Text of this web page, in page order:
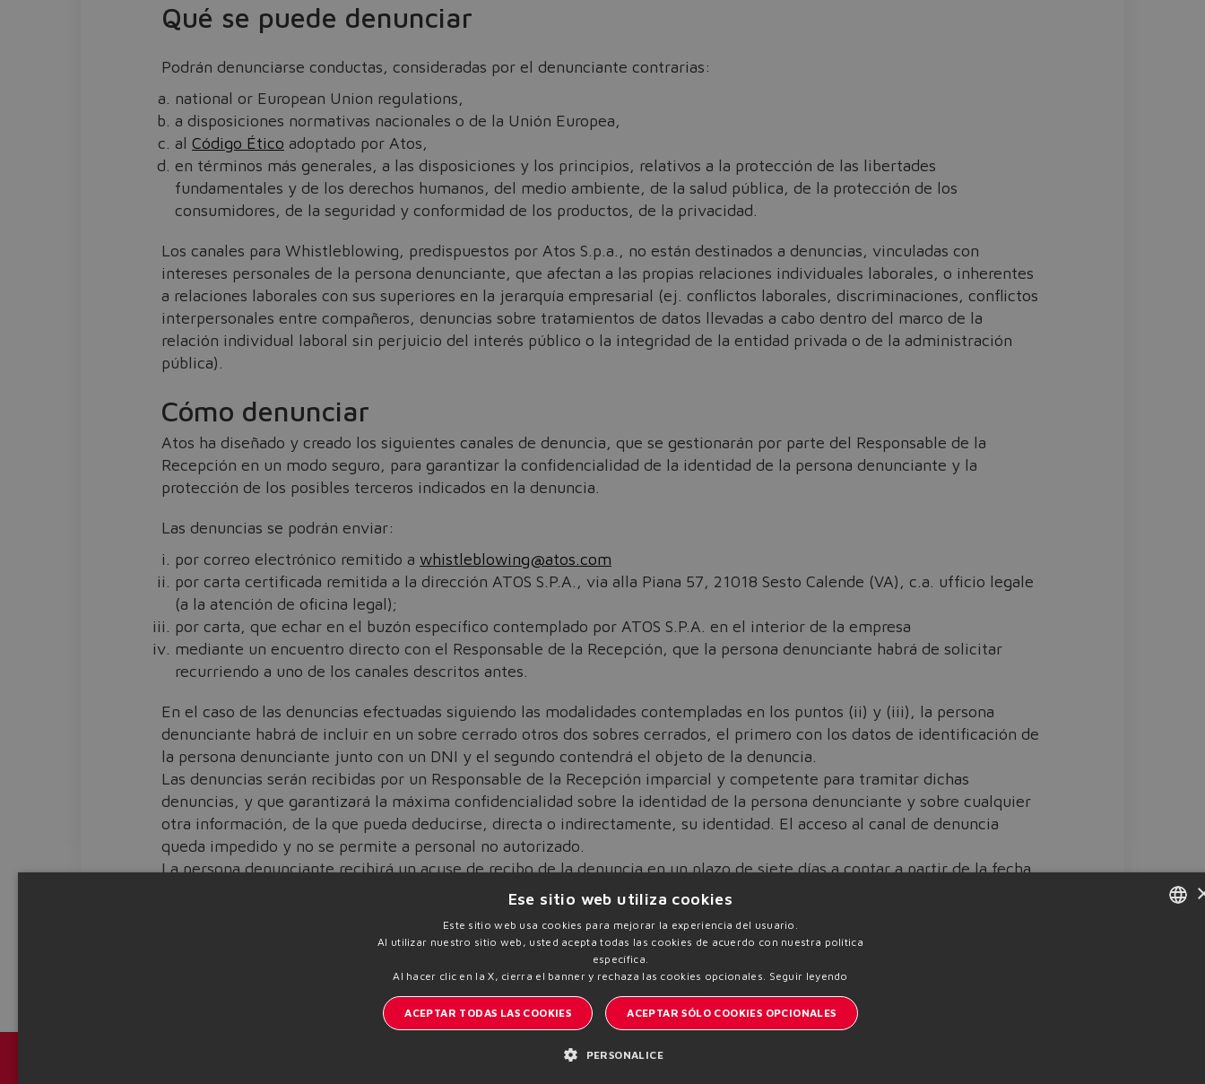
Do you want to leave the configurator?
The running selection will be lost.
Yes No
Qué se puede denunciar
Podrán denunciarse conductas, consideradas por el denunciante contrarias:
national or European Union regulations,
a disposiciones normativas nacionales o de la Unión Europea,
al Código Ético adoptado por Atos,
en términos más generales, a las disposiciones y los principios, relativos a la protección de las libertades
fundamentales y de los derechos humanos, del medio ambiente, de la salud pública, de la protección de los
consumidores, de la seguridad y conformidad de los productos, de la privacidad.
Los canales para Whistleblowing, predispuestos por Atos S.p.a., no están destinados a denuncias, vinculadas con
intereses personales de la persona denunciante, que afectan a las propias relaciones individuales laborales, o inherentes
a relaciones laborales con sus superiores en la jerarquía empresarial (ej. conflictos laborales, discriminaciones, conflictos
interpersonales entre compañeros, denuncias sobre tratamientos de datos llevadas a cabo dentro del marco de la
relación individual laboral sin perjuicio del interés público o la integridad de la entidad privada o de la administración
pública).
Cómo denunciar
Atos ha diseñado y creado los siguientes canales de denuncia, que se gestionarán por parte del Responsable de la
Recepción en un modo seguro, para garantizar la confidencialidad de la identidad de la persona denunciante y la
protección de los posibles terceros indicados en la denuncia.
Las denuncias se podrán enviar:
por correo electrónico remitido a whistleblowing@atos.com
por carta certificada remitida a la dirección ATOS S.P.A., via alla Piana 57, 21018 Sesto Calende (VA), c.a. ufficio legale
(a la atención de oficina legal);
por carta, que echar en el buzón específico contemplado por ATOS S.P.A. en el interior de la empresa
mediante un encuentro directo con el Responsable de la Recepción, que la persona denunciante habrá de solicitar
recurriendo a uno de los canales descritos antes.
En el caso de las denuncias efectuadas siguiendo las modalidades contempladas en los puntos (ii) y (iii), la persona
denunciante habrá de incluir en un sobre cerrado otros dos sobres cerrados, el primero con los datos de identificación de
la persona denunciante junto con un DNI y el segundo contendrá el objeto de la denuncia.
Las denuncias serán recibidas por un Responsable de la Recepción imparcial y competente para tramitar dichas
denuncias, y que garantizará la máxima confidencialidad sobre la identidad de la persona denunciante y sobre cualquier
otra información, de la que pueda deducirse, directa o indirectamente, su identidad. El acceso al canal de denuncia
queda impedido y no se permite a personal no autorizado.
La persona denunciante recibirá un acuse de recibo de la denuncia en un plazo de siete días a contar a partir de la fecha
de recepción de dicha denuncia por parte del Responsable de la Recepción.
aviso completo
Manténgase informado del mundo Atos
Ese sitio web utiliza cookies
Este sitio web usa cookies para mejorar la experiencia del usuario.
Al utilizar nuestro sitio web, usted acepta todas las cookies de acuerdo con nuestra política
específica.
Al hacer clic en la X, cierra el banner y rechaza las cookies opcionales. Seguir leyendo
ACEPTAR TODAS LAS COOKIES ACEPTAR SÓLO COOKIES OPCIONALES
PERSONALICE